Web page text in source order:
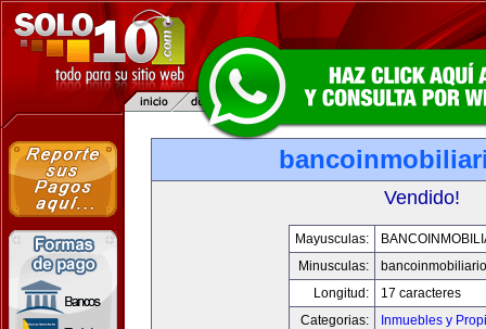
Vendido!
Mayusculas:
Minusculas:
Longitud:
17 caracteres
Categorias:
Inmuebles y